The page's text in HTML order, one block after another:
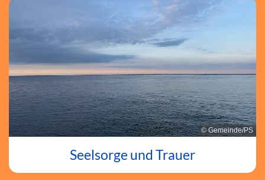
© Gemeinde/PS
Seelsorge und Trauer